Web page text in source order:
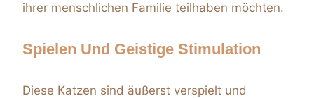
ihrer menschlichen Familie teilhaben möchten.
Spielen Und Geistige Stimulation
Diese Katzen sind äußerst verspielt und